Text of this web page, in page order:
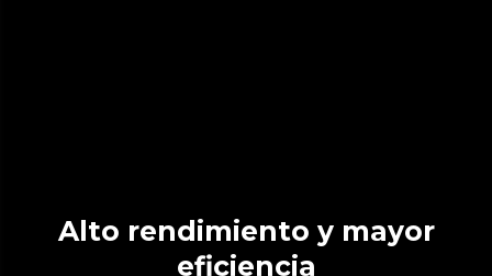
Alto rendimiento y mayor
eficiencia